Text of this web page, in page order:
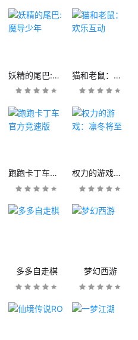
妖精的尾巴:魔导少年 猫和老鼠：欢乐互动
跑跑卡丁车官方竞速版 权力的游戏：凛冬将至
多多自走棋 梦幻西游